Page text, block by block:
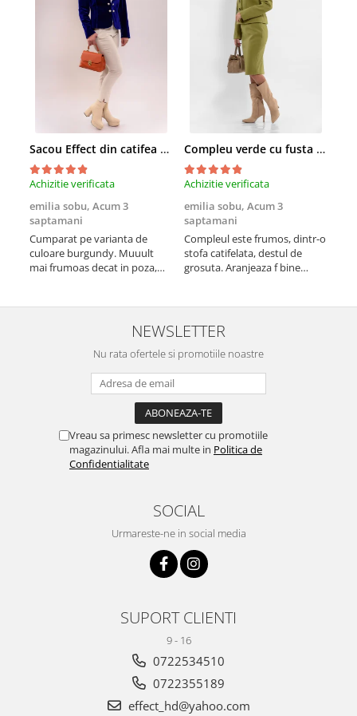
Sacou Effect din catifea neelastica albastru royal
Achizitie verificata
emilia sobu, Acum 3
saptamani
Cumparat pe varianta de
culoare burgundy. Muuult
mai frumoas decat in poza,
Compleu verde cu fusta conica si broderie
Achizitie verificata
emilia sobu, Acum 3
saptamani
Compleul este frumos, dintr-o
stofa catifelata, destul de
grosuta. Aranjeaza f bine
culoare)
NEWSLETTER
Nu rata ofertele si promotiile noastre
Vreau sa primesc newsletter cu promotiile
magazinului. Afla mai multe in Politica de
Confidentialitate
SOCIAL
Urmareste-ne in social media
SUPORT CLIENTI
9 - 16
0722534510
0722355189
effect_hd@yahoo.com